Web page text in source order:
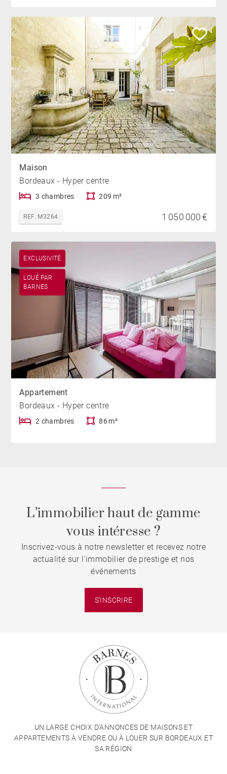
Maison
Bordeaux - Hyper centre
3 chambres 209 m²
REF. M3264 1 050 000 €
EXCLUSIVITÉ
LOUÉ PAR
BARNES
Appartement
Bordeaux - Hyper centre
2 chambres 86 m²
L’immobilier haut de gamme
vous intéresse ?
Inscrivez-vous à notre newsletter et recevez notre
actualité sur l'immobilier de prestige et nos
événements
S'INSCRIRE
UN LARGE CHOIX D'ANNONCES DE MAISONS ET
APPARTEMENTS À VENDRE OU À LOUER SUR BORDEAUX ET
SA RÉGION